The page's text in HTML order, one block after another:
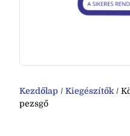
Kezdőlap / Kiegészítők /
pezsgő